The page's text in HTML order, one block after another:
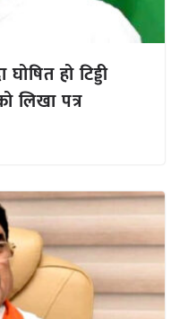
हो टिड्डी
लिखा पत्र